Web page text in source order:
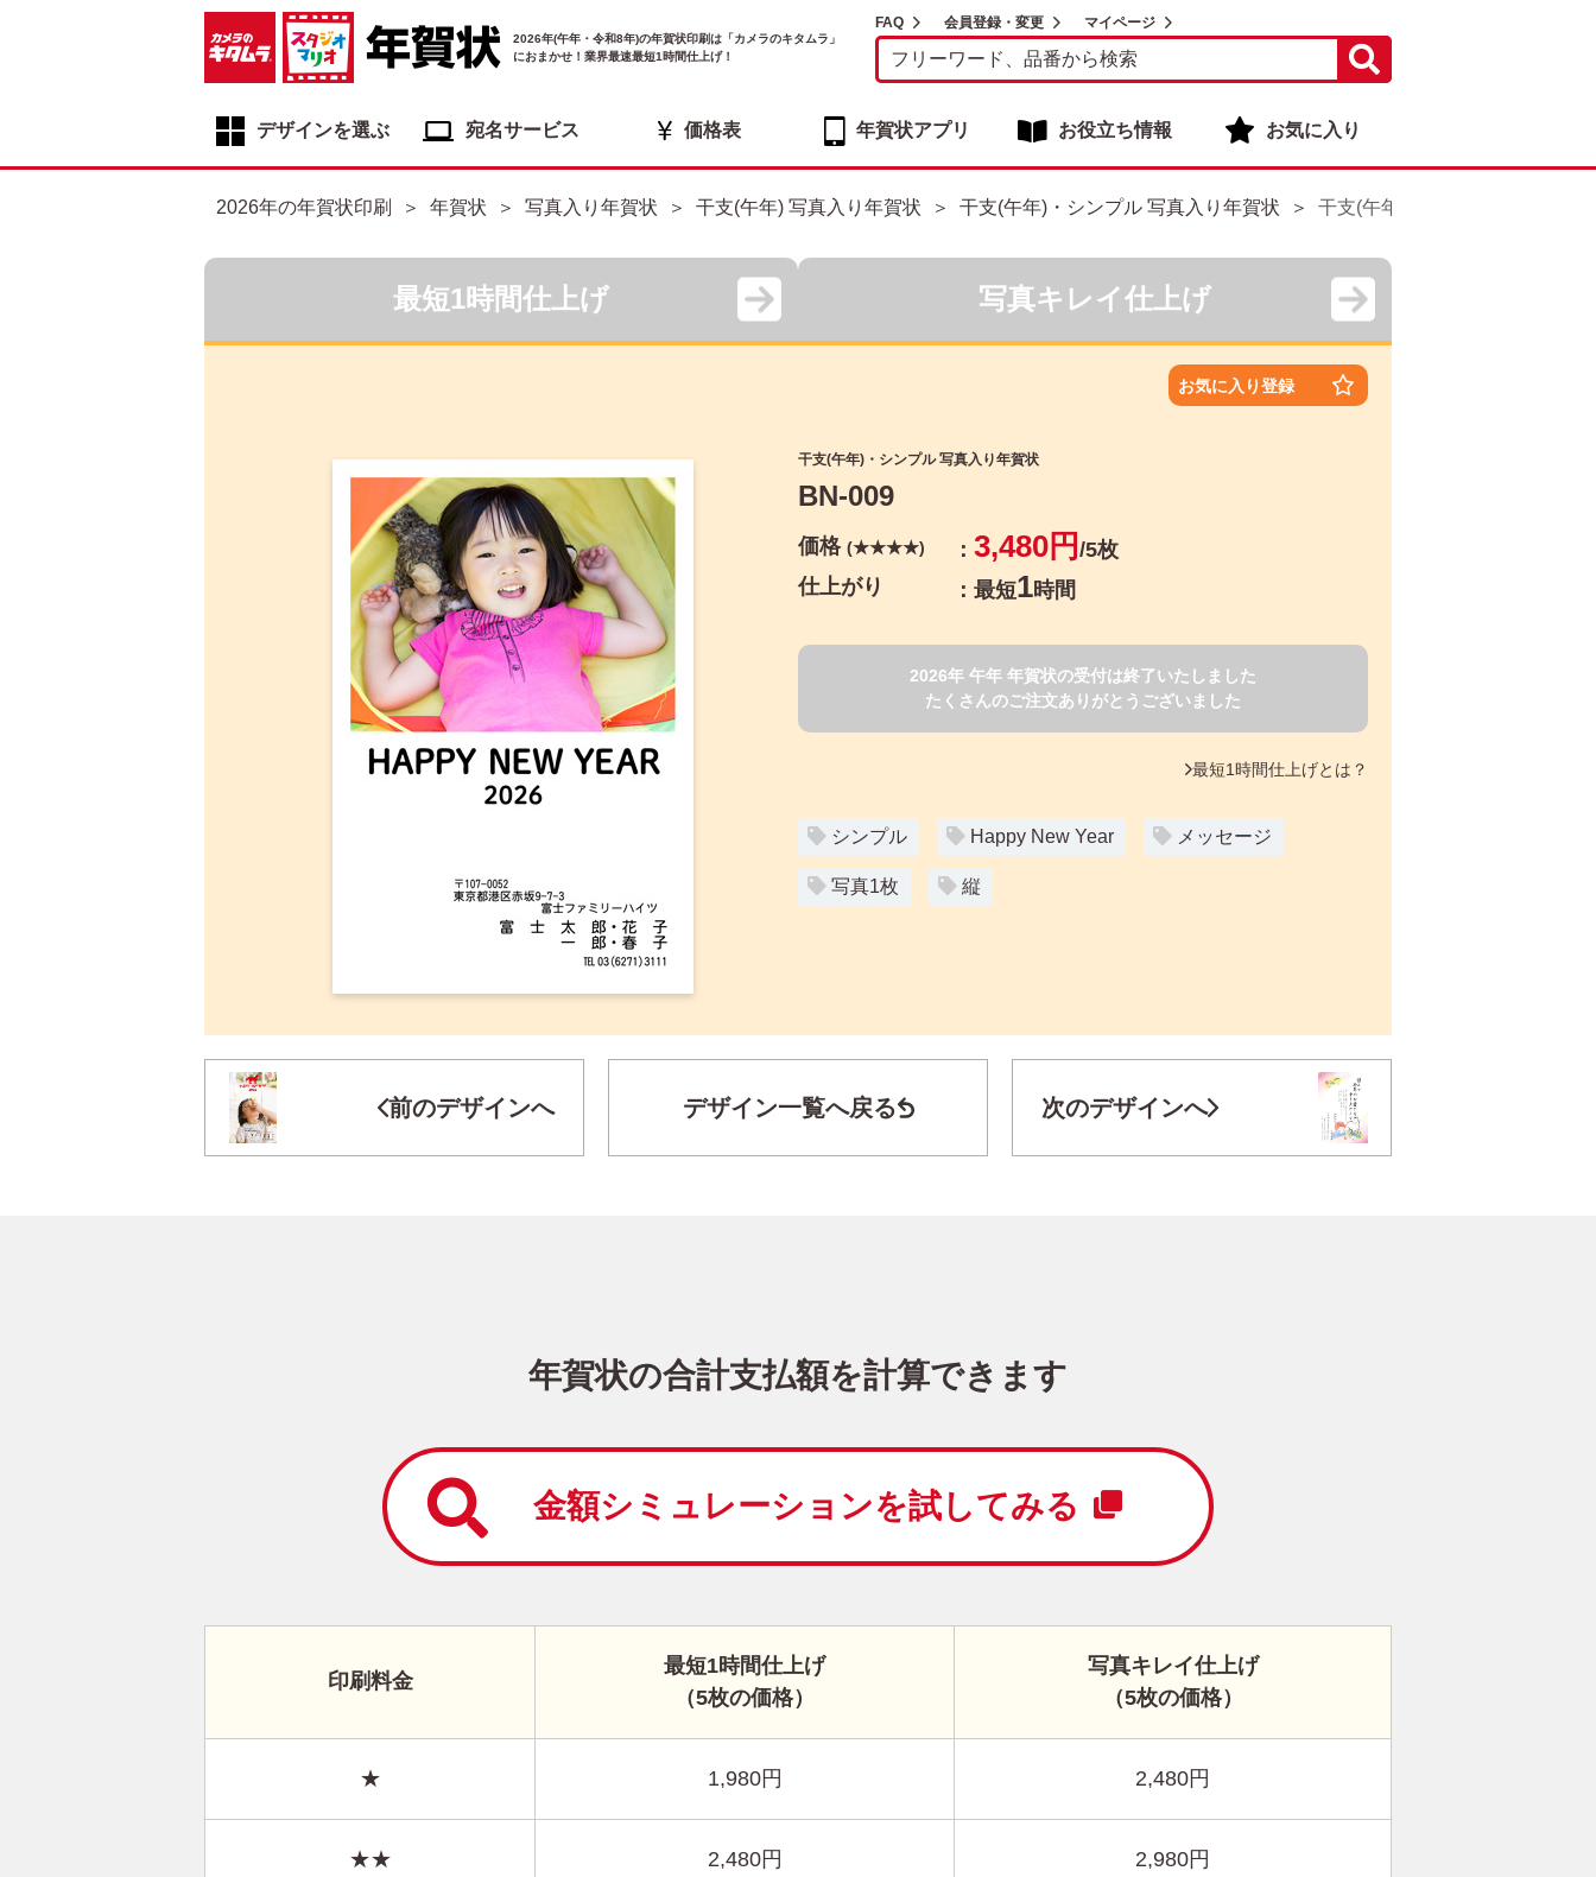
2026年(午年・令和8年)の年賀状印刷は「カメラのキタムラ」
におまかせ！業界最速最短1時間仕上げ！
FAQ 会員登録・変更 マイページ
デザインを選ぶ 宛名サービス 価格表 年賀状アプリ お役立ち情報 お気に入り
2026年の年賀状印刷 年賀状 写真入り年賀状 干支(午年) 写真入り年賀状 干支(午年)・シンプル 写真入り年賀状 干支(午年)・シンプル 写真入り
最短1時間仕上げ 写真キレイ仕上げ
お気に入り登録
干支(午年)・シンプル 写真入り年賀状
BN-009
価格 (★★★★) 3,480円 /5枚
仕上がり
最短1時間
2026年 午年 年賀状の受付は終了いたしました
たくさんのご注文ありがとうございました
最短1時間仕上げとは？
シンプル Happy New Year メッセージ
写真1枚 縦
干支(午年)・シンプル 写真入り年賀状
写真1枚 縦
前のデザインへ デザイン一覧へ戻る 次のデザインへ
年賀状の合計支払額を計算できます
金額シミュレーションを試してみる
印刷料金
最短1時間仕上げ
（5枚の価格）
写真キレイ仕上げ
（5枚の価格）
★ 1,980円 2,480円
★★ 2,480円 2,980円